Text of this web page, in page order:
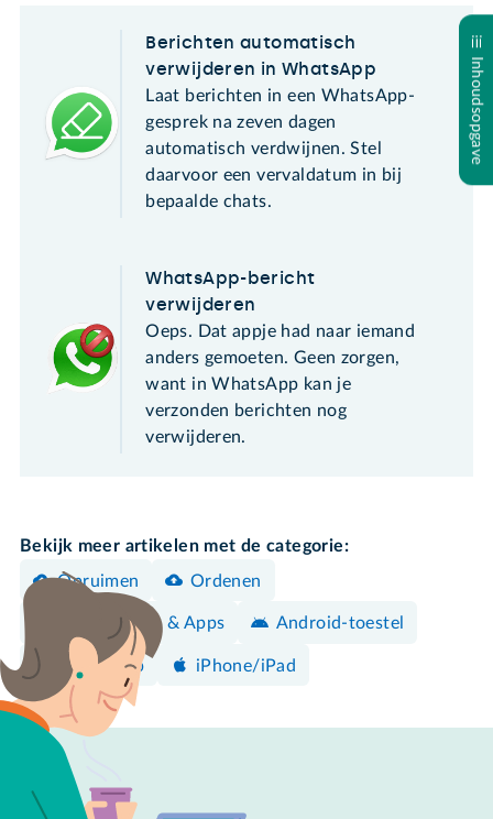
Inhoudsopgave
Berichten automatisch
verwijderen in WhatsApp
Laat berichten in een WhatsApp-
gesprek na zeven dagen
automatisch verdwijnen. Stel
daarvoor een vervaldatum in bij
bepaalde chats.
WhatsApp-bericht
verwijderen
Oeps. Dat appje had naar iemand
anders gemoeten. Geen zorgen,
want in WhatsApp kan je
verzonden berichten nog
verwijderen.
Bekijk meer artikelen met de categorie:
Opruimen
Ordenen
Programma's & Apps Android-toestel
WhatsApp iPhone/iPad